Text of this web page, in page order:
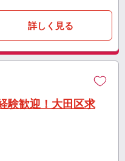
詳しく見る
験歓迎！大田区求